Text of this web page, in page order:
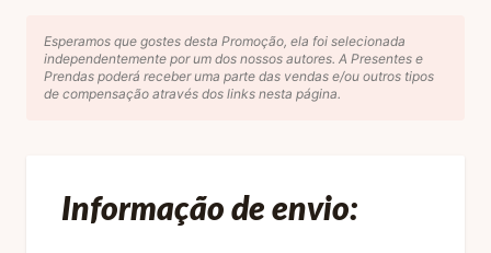
Esperamos que gostes desta Promoção, ela foi selecionada
independentemente por um dos nossos autores. A Presentes e
Prendas poderá receber uma parte das vendas e/ou outros tipos
de compensação através dos links nesta página.
Informação de envio: